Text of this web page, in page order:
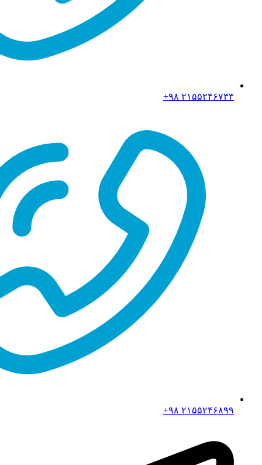
۲۱۵۵۲۴۶۷۳۳ ۹۸+
۲۱۵۵۲۴۶۸۹۹ ۹۸+